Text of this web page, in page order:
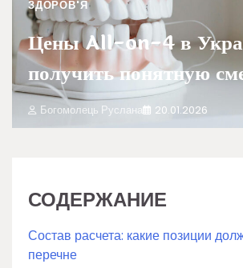
ЗДОРОВ'Я
Цены All-on-4 в
получить понятную
Богомолець Руслана 20.01.2026
СОДЕРЖАНИЕ
Состав расчета: какие позиции
перечне